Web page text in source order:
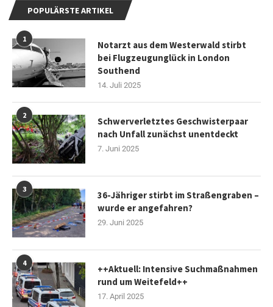
POPULÄRSTE ARTIKEL
1
Notarzt aus dem Westerwald stirbt
bei Flugzeugunglück in London
Southend
14. Juli 2025
2
Schwerverletztes Geschwisterpaar
nach Unfall zunächst unentdeckt
7. Juni 2025
3
36-Jähriger stirbt im Straßengraben –
wurde er angefahren?
29. Juni 2025
4
++Aktuell: Intensive Suchmaßnahmen
rund um Weitefeld++
17. April 2025